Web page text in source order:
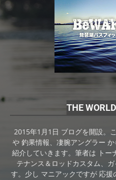
THE
2015年1月1日 ブログを開設。
や 釣果情報、凄腕アングラー
紹介していきます。筆者は トー
テナンス＆ロッドカスタム、
す。少し マニアックですが 応